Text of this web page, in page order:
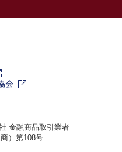
会
金融商品取引業者
）第108号